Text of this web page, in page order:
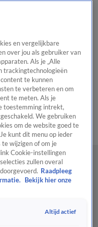
beste van Hart
Tip de
de redactiePanelVideo's
en vergelijkbare
over jou als gebruiker van
Als je „Alle
trackingtechnologieën
te kunnen
te verbeteren en om
te meten. Als je
toestemming intrekt,
We gebruiken
om de website goed te
kunt dit menu op ieder
te wijzigen of om je
Cookie-instellingen
zullen overal
Raadpleeg
Bekijk hier onze
Altijd actief